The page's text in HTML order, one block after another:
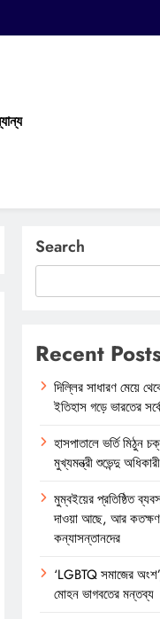
Search
Recent
দিল্লির সাধারণ মেয়ে
ইতিহাস গড়ে ভারতের
হাসপাতালে ভর্তি মিঠুন
মুখ্যমন্ত্রী শুভেন্দু অধিকারী
মুম্বইয়ের প্রতিষ্ঠিত
দাওয়া আছে, আর
কন্যাসন্তানদের
‘LGBTQ সমাজের
মোহন ভাগবতের মন্তব্য